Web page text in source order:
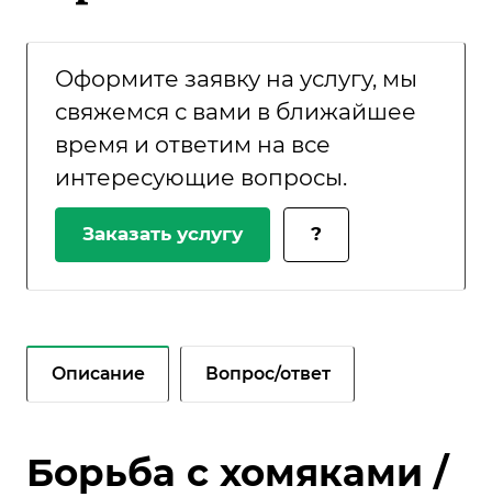
Оформите заявку на услугу, мы
свяжемся с вами в ближайшее
время и ответим на все
интересующие вопросы.
Заказать услугу ?
Описание Вопрос/ответ
Борьба с хомяками /